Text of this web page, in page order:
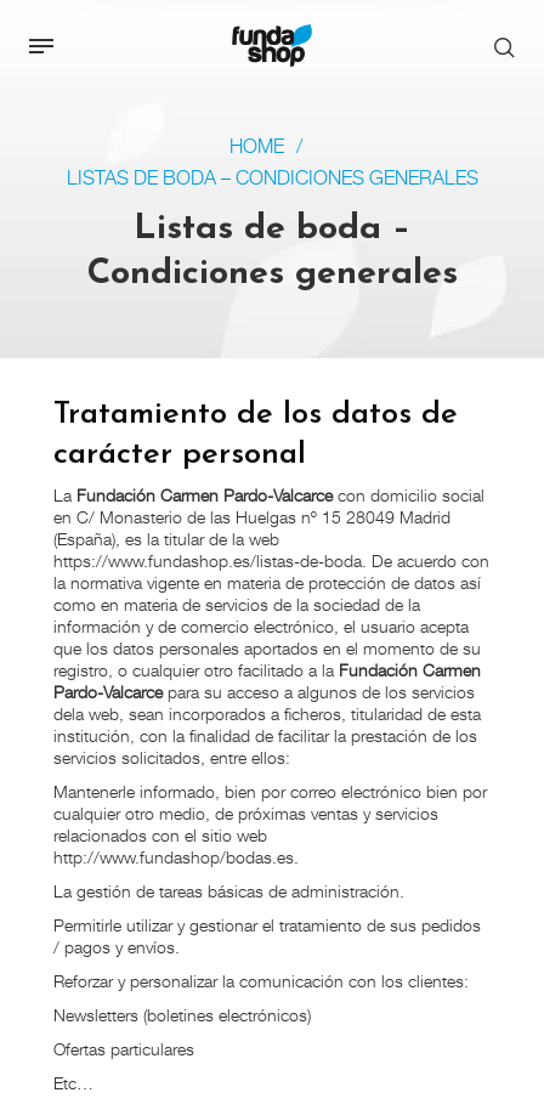
HOME /
LISTAS DE BODA – CONDICIONES GENERALES
Listas de boda –
Condiciones generales
Tratamiento de los datos de
carácter personal
La Fundación Carmen Pardo-Valcarcecon domicilio social
en C/ Monasterio de las Huelgas nº 15 28049 Madrid
(España), es la titular de la web
https://www.fundashop.es/listas-de-boda. De acuerdo con
la normativa vigente en materia de protección de datos así
como en materia de servicios de la sociedad de la
información y de comercio electrónico, el usuario acepta
que los datos personales aportados en el momento de su
registro, o cualquier otro facilitado a la Fundación Carmen
Pardo-Valcarcepara su acceso a algunos de los servicios
dela web, sean incorporados a ficheros, titularidad de esta
institución, con la finalidad de facilitar la prestación de los
servicios solicitados, entre ellos:
Mantenerle informado, bien por correo electrónico bien por
cualquier otro medio, de próximas ventas y servicios
relacionados con el sitio web
http://www.fundashop/bodas.es.
La gestión de tareas básicas de administración.
Permitirle utilizar y gestionar el tratamiento de sus pedidos
/ pagos y envíos.
Reforzar y personalizar la comunicación con los clientes:
Newsletters (boletines electrónicos)
Ofertas particulares
Etc…